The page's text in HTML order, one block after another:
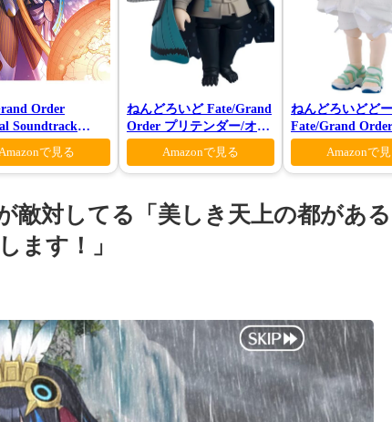
Order
Soundtrack
仕様限定盤)
Amazonで見る
ねんどろいど Fate/Grand
Order プリテンダー/オベ
ロン ヴォーティガーン
Amazonで見る
ねんどろいどど
Fate/Grand Order
ンダー/オベロン
マー・プリンス
Amazonで
敵対してる「美しき天上の都がある
ます！」